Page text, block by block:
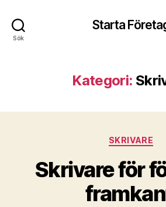
Sök
Starta
Kategori:
SKRIVARE
Skrivare för